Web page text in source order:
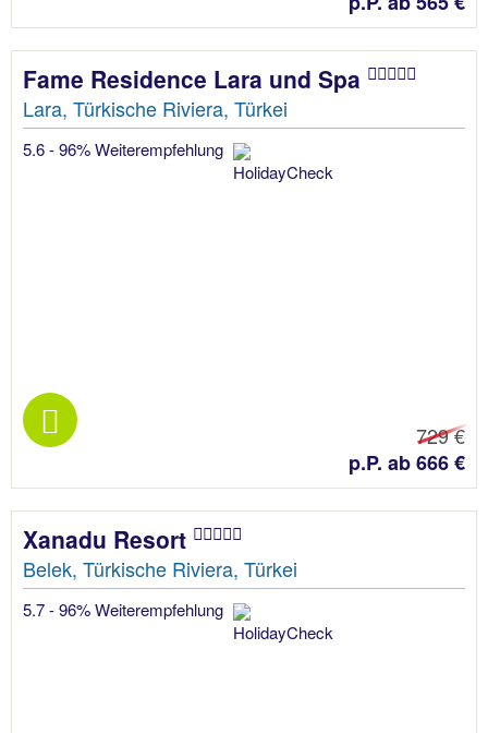
Fame Residence Lara und Spa
Lara, Türkische Riviera, Türkei
5.6 - 96% Weiterempfehlung
729 €
p.P. ab 666 €
Xanadu Resort
Belek, Türkische Riviera, Türkei
5.7 - 96% Weiterempfehlung